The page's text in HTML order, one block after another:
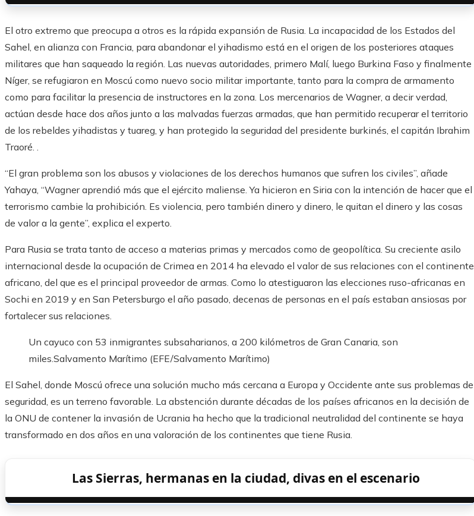
El otro extremo que preocupa a otros es la rápida expansión de Rusia. La incapacidad de los Estados del
Sahel, en alianza con Francia, para abandonar el yihadismo está en el origen de los posteriores ataques
militares que han saqueado la región. Las nuevas autoridades, primero Malí, luego Burkina Faso y finalmente
Níger, se refugiaron en Moscú como nuevo socio militar importante, tanto para la compra de armamento
como para facilitar la presencia de instructores en la zona. Los mercenarios de Wagner, a decir verdad,
actúan desde hace dos años junto a las malvadas fuerzas armadas, que han permitido recuperar el territorio
de los rebeldes yihadistas y tuareg, y han protegido la seguridad del presidente burkinés, el capitán Ibrahim
Traoré. .
“El gran problema son los abusos y violaciones de los derechos humanos que sufren los civiles”, añade
Yahaya, “Wagner aprendió más que el ejército maliense. Ya hicieron en Siria con la intención de hacer que el
terrorismo cambie la prohibición. Es violencia, pero también dinero y dinero, le quitan el dinero y las cosas
de valor a la gente”, explica el experto.
Para Rusia se trata tanto de acceso a materias primas y mercados como de geopolítica. Su creciente asilo
internacional desde la ocupación de Crimea en 2014 ha elevado el valor de sus relaciones con el continente
africano, del que es el principal proveedor de armas. Como lo atestiguaron las elecciones ruso-africanas en
Sochi en 2019 y en San Petersburgo el año pasado, decenas de personas en el país estaban ansiosas por
fortalecer sus relaciones.
Un cayuco con 53 inmigrantes subsaharianos, a 200 kilómetros de Gran Canaria, son
miles.Salvamento Marítimo (EFE/Salvamento Marítimo)
El Sahel, donde Moscú ofrece una solución mucho más cercana a Europa y Occidente ante sus problemas de
seguridad, es un terreno favorable. La abstención durante décadas de los países africanos en la decisión de
la ONU de contener la invasión de Ucrania ha hecho que la tradicional neutralidad del continente se haya
transformado en dos años en una valoración de los continentes que tiene Rusia.
Las Sierras, hermanas en la ciudad, divas en el escenario